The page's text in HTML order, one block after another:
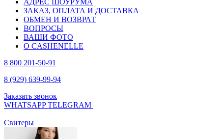
АДРЕС ШОУРУМА
ЗАКАЗ, ОПЛАТА И ДОСТАВКА
ОБМЕН И ВОЗВРАТ
ВОПРОСЫ
ВАШИ ФОТО
О CASHENELLE
8 800 201-50-91
8 (929) 639-99-94
Заказать звонок
WHATSAPPTELEGRAM
Свитеры